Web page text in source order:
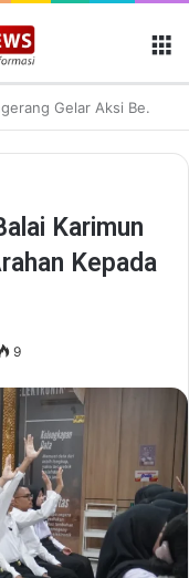
Semarak HUT Ke-81 RI, Pemkot Tangerang Gelar Aksi Bersih Kota dan Bagikan Bendera Merah Putih
Karimun
Kepada
9